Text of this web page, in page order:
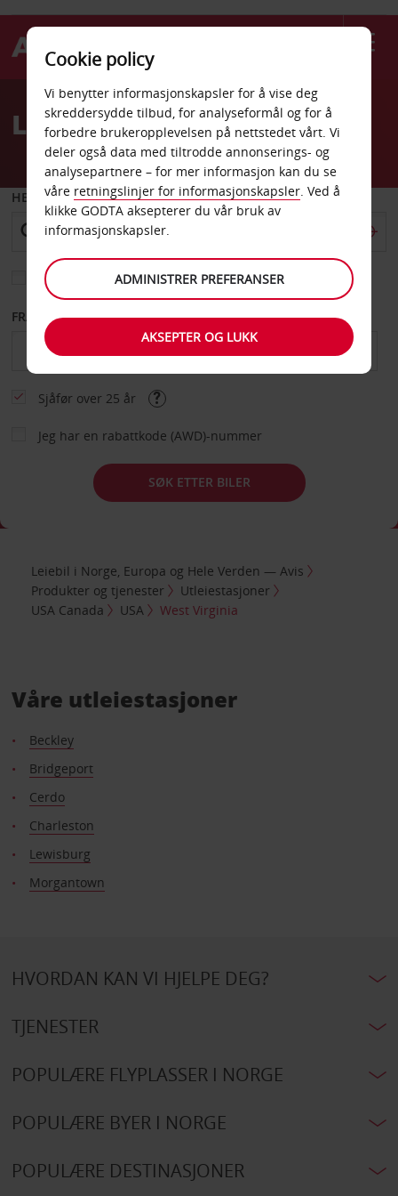
Welcome
AvisLeiebil West Virginia
HENT FRA
Velg et annet leveringssted
FRA DATO TIL DATO
Sjåfør over 25 år
Jeg har en rabattkode (AWD)-nummer
SØK ETTER BILER
Leiebil i Norge, Europa og Hele Verden — Avis
Produkter og tjenester
Utleiestasjoner
USA Canada
USA West Virginia
Våre utleiestasjoner
Beckley
Bridgeport
Cerdo
Charleston
Lewisburg
Morgantown
HVORDAN KAN VI HJELPE DEG?
TJENESTER
POPULÆRE FLYPLASSER I NORGE
POPULÆRE BYER I NORGE
POPULÆRE DESTINASJONER
Cookie policy
Vi benytter informasjonskapsler for å vise deg
skreddersydde tilbud, for analyseformål og for å
forbedre brukeropplevelsen på nettstedet vårt. Vi
deler også data med tiltrodde annonserings- og
analysepartnere – for mer informasjon kan du se
våre retningslinjer for informasjonskapsler. Ved å
klikke GODTA aksepterer du vår bruk av
informasjonskapsler.
ADMINISTRER PREFERANSER
AKSEPTER OG LUKK